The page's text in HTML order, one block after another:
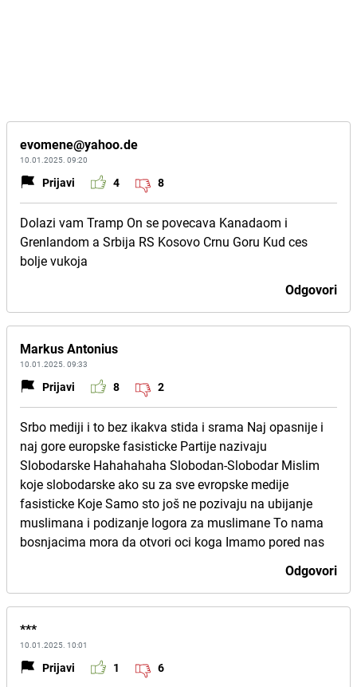
evomene@yahoo.de
10.01.2025. 09:20
Prijavi 4 8
Dolazi vam Tramp On se povecava Kanadaom i
Grenlandom a Srbija RS Kosovo Crnu Goru Kud ces
bolje vukoja
Odgovori
Markus Antonius
10.01.2025. 09:33
Prijavi 8 2
Srbo mediji i to bez ikakva stida i srama Naj opasnije i
naj gore europske fasisticke Partije nazivaju
Slobodarske Hahahahaha Slobodan-Slobodar Mislim
koje slobodarske ako su za sve evropske medije
fasisticke Koje Samo sto još ne pozivaju na ubijanje
muslimana i podizanje logora za muslimane To nama
bosnjacima mora da otvori oci koga Imamo pored nas
Odgovori
***
10.01.2025. 10:01
Prijavi 1 6